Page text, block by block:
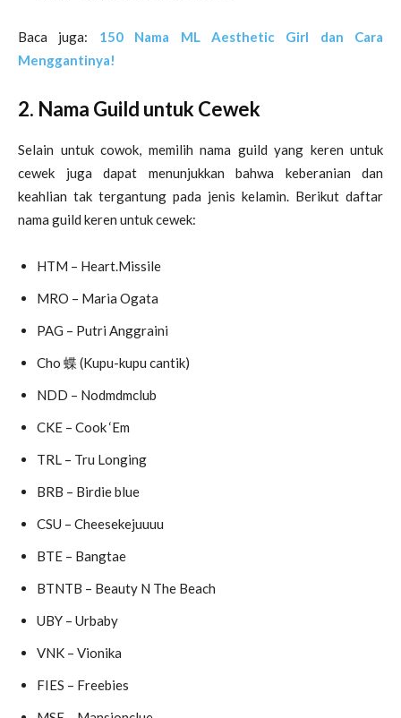
Baca juga:
150 Nama ML Aesthetic Girl dan Cara
Menggantinya!
2. Nama Guild untuk Cewek
Selain untuk cowok, memilih nama guild yang keren untuk
cewek juga dapat menunjukkan bahwa keberanian dan
keahlian tak tergantung pada jenis kelamin. Berikut daftar
nama guild keren untuk cewek:
HTM – Heart.Missile
MRO – Maria Ogata
PAG – Putri Anggraini
Cho 蝶 (Kupu-kupu cantik)
NDD – Nodmdmclub
CKE – Cook ‘Em
TRL – Tru Longing
BRB – Birdie blue
CSU – Cheesekejuuuu
BTE – Bangtae
BTNTB – Beauty N The Beach
UBY – Urbaby
VNK – Vionika
FIES – Freebies